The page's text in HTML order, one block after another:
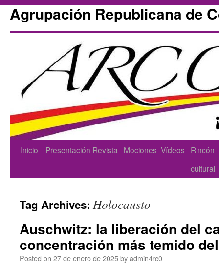
Agrupación Republicana de
Skip
Inicio Presentación Revista Mociones Vídeos
Rincón
cultural
Tag Archives: Holocausto
Auschwitz: la liberación del
concentración más temido
Posted on 27 de enero de 2025byadmin4rc0